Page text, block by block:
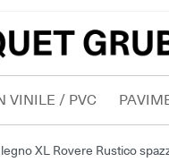
VINILE / PVC
XL Rovere Rustico